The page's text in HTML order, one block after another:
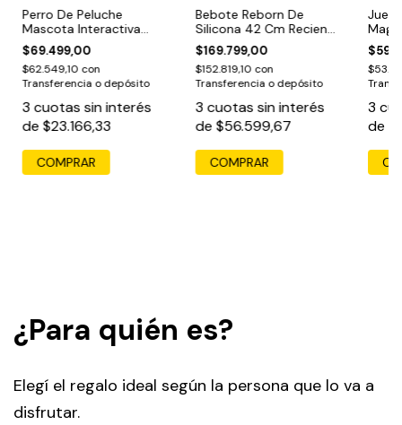
Perro De Peluche
Mascota Interactiva
Con Movimiento Y
Sonido
$69.499,00
$62.549,10 con
Transferencia o depósito
3 cuotas sin interés
de $23.166,33
COMPRAR
Bebote Reborn De
Silicona 42 Cm Recien
Nacido Con Accesorios
$169.799,00
$152.819,10 con
Transferencia o depósito
3 cuotas sin interés
de $56.599,67
Pesca
3
de
¿Para quién es?
Elegí el regalo ideal según la persona que lo va a
disfrutar.